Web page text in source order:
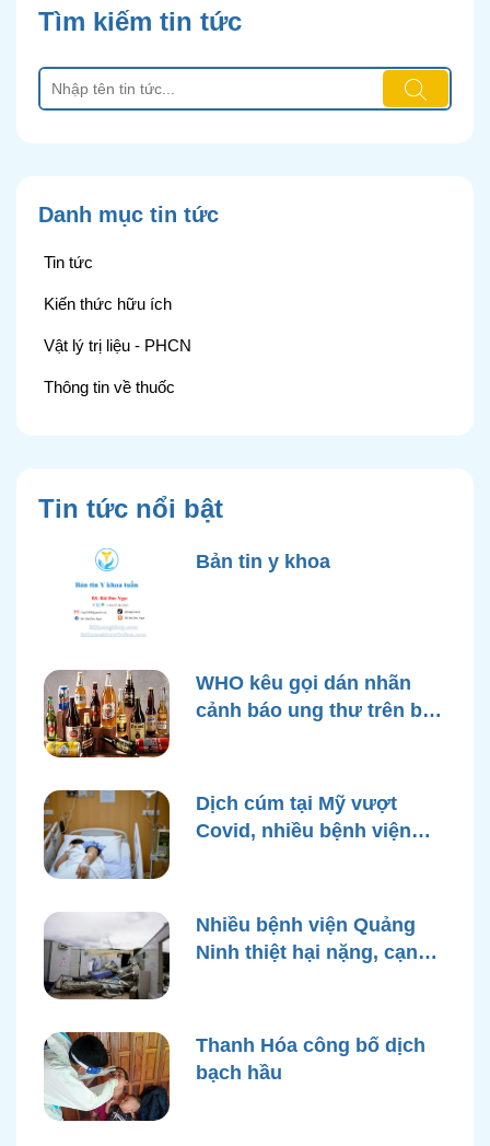
Tìm kiếm tin tức
Danh mục tin tức
Tin tức
Kiến thức hữu ích
Vật lý trị liệu - PHCN
Thông tin về thuốc
Tin tức nổi bật
Bản tin y khoa
WHO kêu gọi dán nhãn
cảnh báo ung thư trên bao
Dịch cúm tại Mỹ vượt
Covid, nhiều bệnh viện
Nhiều bệnh viện Quảng
Ninh thiệt hại nặng, cạn
Thanh Hóa công bố dịch
bạch hầu